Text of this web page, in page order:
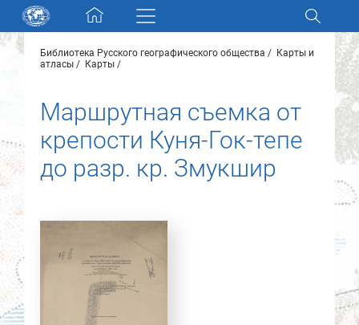
Skip navigation
Разделы и коллекции
Электронный каталог
Новости
О нас
Контакты
Партнеры
Библиотека Русского географического общества
Карты и
атласы
Карты
Маршрутная съемка от
крепости Куня-Гок-тепе
до разр. кр. Змукшир